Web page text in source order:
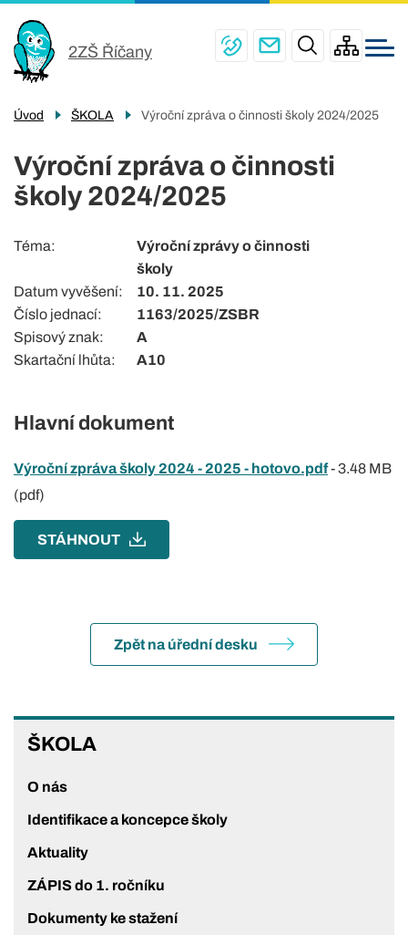
hlavnímu
obsahu
navigace
ŠKOLA
PRO ŽÁKY
ŠKOLNÍ DRUŽINA
KONTAKTY
2ZŠ Říčany
ŠKOLA
ŠKOLA
O nás
Identifikace a koncepce školy
Aktuality
ZÁPIS do 1. ročníku
Dokumenty ke stažení
Úvod ŠKOLA Výroční zpráva o činnosti školy 2024/2025
Výroční zpráva o činnosti
školy 2024/2025
Téma
Výroční zprávy o činnosti
školy
Datum vyvěšení
10. 11. 2025
Číslo jednací
1163/2025/ZSBR
Spisový znak
A
Skartační lhůta
A10
Hlavní dokument
Výroční zpráva školy 2024 - 2025 - hotovo.pdf-3.48 MB
(pdf)
STÁHNOUT
Zpět na úřední desku